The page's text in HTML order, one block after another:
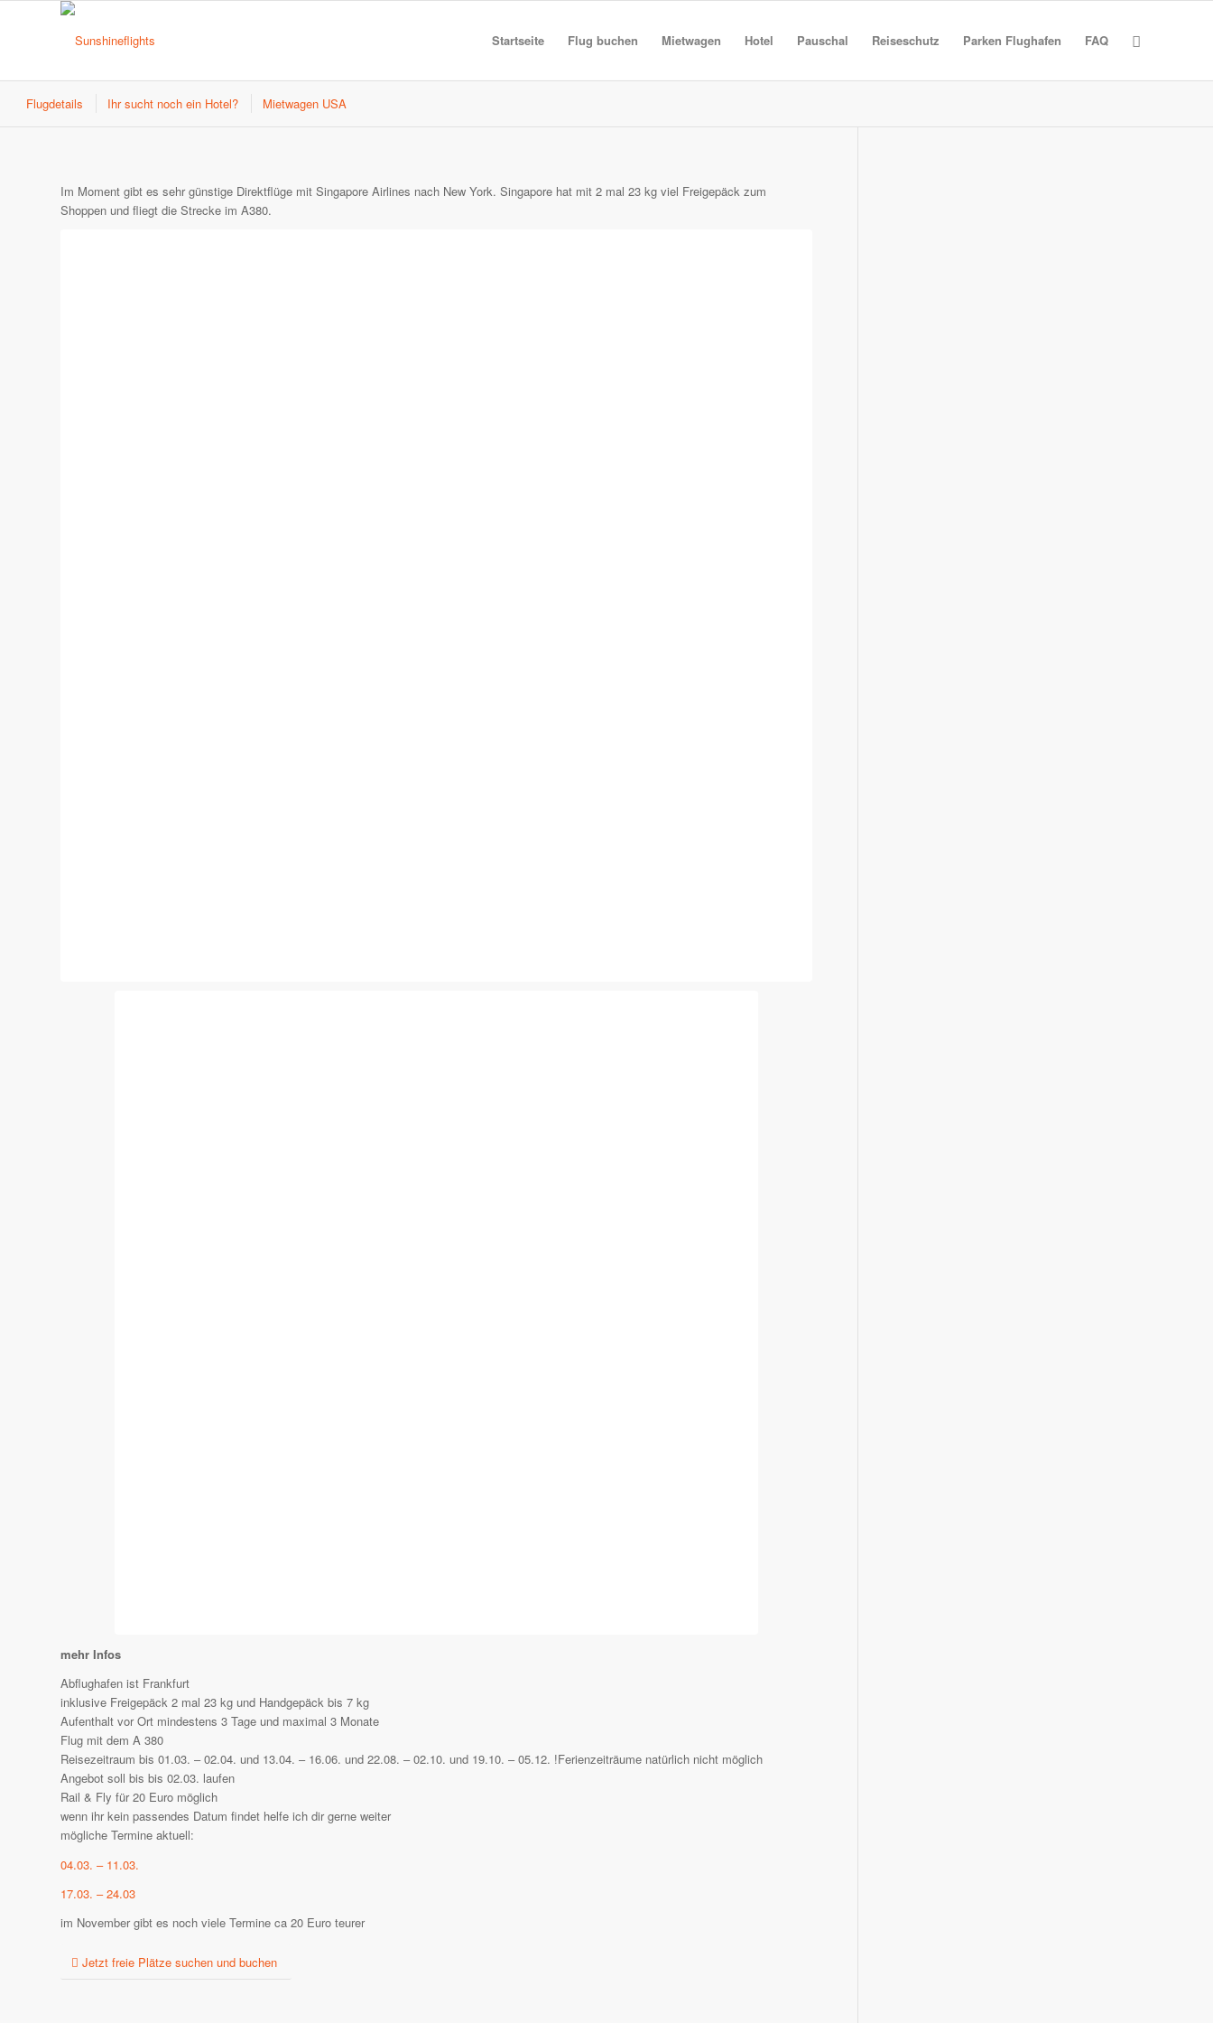
Startseite Flug buchen Mietwagen Hotel Pauschal Reiseschutz Parken Flughafen FAQ
Flugdetails Ihr sucht noch ein Hotel? Mietwagen USA
Im Moment gibt es sehr günstige Direktflüge mit Singapore Airlines nach New York. Singapore hat mit 2 mal 23 kg viel Freigepäck zum
Shoppen und fliegt die Strecke im A380.
mehr Infos
Abflughafen ist Frankfurt
inklusive Freigepäck 2 mal 23 kg und Handgepäck bis 7 kg
Aufenthalt vor Ort mindestens 3 Tage und maximal 3 Monate
Flug mit dem A 380
Reisezeitraum bis 01.03. – 02.04. und 13.04. – 16.06. und 22.08. – 02.10. und 19.10. – 05.12. !Ferienzeiträume natürlich nicht möglich
Angebot soll bis bis 02.03. laufen
Rail & Fly für 20 Euro möglich
wenn ihr kein passendes Datum findet helfe ich dir gerne weiter
mögliche Termine aktuell:
04.03. – 11.03.
17.03. – 24.03
im November gibt es noch viele Termine ca 20 Euro teurer
Jetzt freie Plätze suchen und buchen